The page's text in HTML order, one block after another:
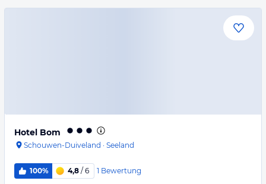
Hotel Bom
Schouwen-Duiveland · Seeland
100% 4,8 / 6 1 Bewertung